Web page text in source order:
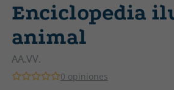
Enciclopedia
animal
AA.VV.
0 opiniones